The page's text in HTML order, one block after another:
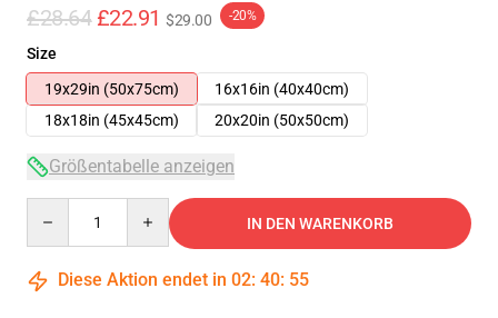
£28.64 £22.91 $29.00 -20%
Size
19x29in (50x75cm)
16x16in (40x40cm)
18x18in (45x45cm)
20x20in (50x50cm)
Größentabelle anzeigen
IN DEN WARENKORB
Diese Aktion endet in 02: 40: 54